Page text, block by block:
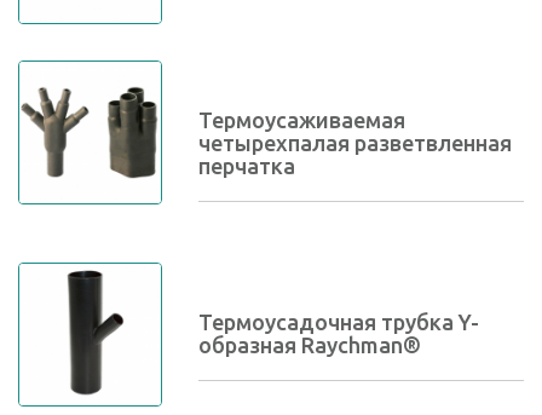
Термоусаживаемая
четырехпалая разветвленная
перчатка
Термоусадочная трубка Y-
образная Raychman®